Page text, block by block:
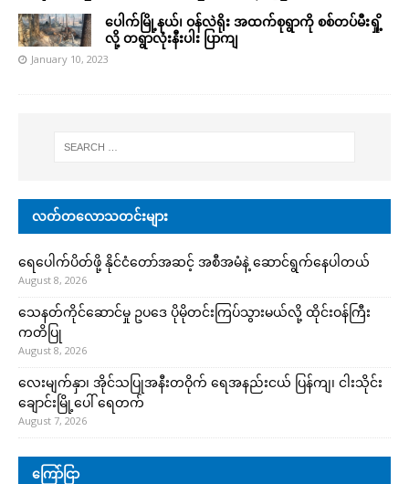
ပေါက်မြို့နယ်၊ ဝန်လဲရိုး အထက်စုရွာကို စစ်တပ်မီးရှို့
လို့ တရွာလုံးနီးပါး ပြာကျ
January 10, 2023
လတ်တလောသတင်းများ
ရေပေါက်ပိတ်ဖို့ နိုင်ငံတော်အဆင့် အစီအမံနဲ့ ဆောင်ရွက်နေပါတယ်
August 8, 2026
သေနတ်ကိုင်ဆောင်မှု ဥပဒေ ပိုမိုတင်းကြပ်သွားမယ်လို့ ထိုင်းဝန်ကြီး
ကတိပြု
August 8, 2026
လေးမျက်နှာ၊ အိုင်သပြုအနီးတဝိုက် ရေအနည်းငယ် ပြန်ကျ၊ ငါးသိုင်း
ချောင်းမြို့ပေါ် ရေတက်
August 7, 2026
ကြော်ငြာ